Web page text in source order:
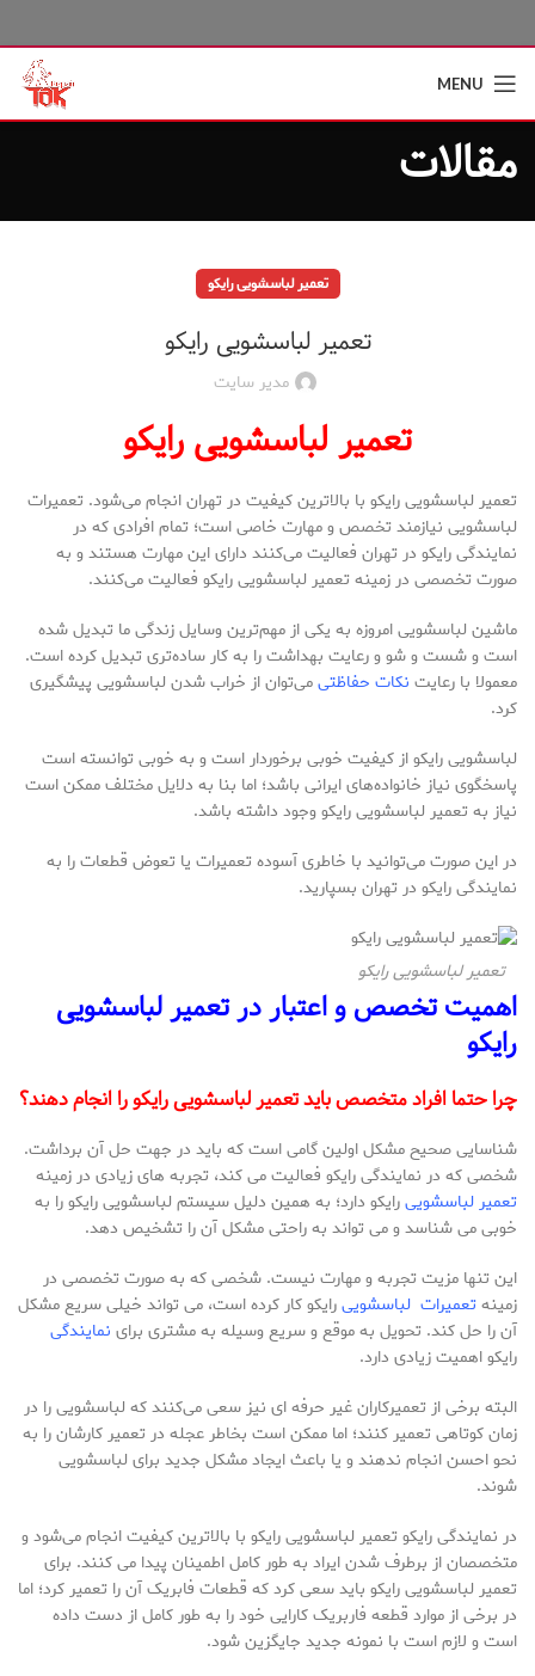
MENU
مقالات
تعمیر لباسشویی رایکو
تعمیر لباسشویی رایکو
مدیر سایت
تعمیر لباسشویی رایکو
تعمیر لباسشویی رایکو با بالاترین کیفیت در تهران انجام می‌شود. تعمیرات
لباسشویی نیازمند تخصص و مهارت خاصی است؛ تمام افرادی که در
نمایندگی رایکو در تهران فعالیت می‌کنند دارای این مهارت هستند و به
صورت تخصصی در زمینه تعمیر لباسشویی رایکو فعالیت می‌کنند.
ماشین لباسشویی امروزه به یکی از مهم‌ترین وسایل زندگی ما تبدیل شده
است و شست و شو و رعایت بهداشت را به کار ساده‌تری تبدیل کرده‌ است.
معمولا با رعایت نکات حفاظتیمی‌توان از خراب شدن لباسشویی پیشگیری
کرد.
لباسشویی رایکو از کیفیت خوبی برخوردار است و به خوبی توانسته است
پاسخگوی نیاز خانواده‌های ایرانی باشد؛ اما بنا به دلایل مختلف ممکن است
نیاز به تعمیر لباسشویی رایکو وجود داشته باشد.
در این صورت می‌توانید با خاطری آسوده تعمیرات یا تعوض قطعات را به
نمایندگی رایکو در تهران بسپارید.
تعمیر لباسشویی رایکو
اهمیت تخصص و اعتبار در تعمیر لباسشویی
رایکو
چرا حتما افراد متخصص باید تعمیر لباسشویی رایکو را انجام دهند؟
شناسایی صحیح مشکل اولین گامی است که باید در جهت حل آن برداشت.
شخصی که در نمایندگی رایکو فعالیت می‌ کند، تجربه‌ های زیادی در زمینه
تعمیر لباسشوییرایکو دارد؛ به همین دلیل سیستم لباسشویی رایکو را به
خوبی می‌ شناسد و می‌ تواند به راحتی مشکل آن را تشخیص دهد.
این تنها مزیت تجربه و مهارت نیست. شخصی که به صورت تخصصی در
زمینهتعمیرات لباسشوییرایکو کار کرده است، می‌ تواند خیلی سریع مشکل
آن را حل کند. تحویل به موقع و سریع وسیله به مشتری برای نمایندگی
رایکو اهمیت زیادی دارد.
البته برخی از تعمیرکاران غیر حرفه‌ ای نیز سعی می‌کنند که لباسشویی را در
زمان کوتاهی تعمیر کنند؛ اما ممکن است بخاطر عجله در تعمیر کارشان را به
نحو احسن انجام ندهند و یا باعث ایجاد مشکل جدید برای لباسشویی
شوند.
در نمایندگی رایکو تعمیر لباسشویی رایکو با بالاترین کیفیت انجام می‌شود و
متخصصان از برطرف شدن ایراد به طور کامل اطمینان پیدا می‌ کنند. برای
تعمیر لباسشویی رایکو باید سعی کرد که قطعات فابریک آن را تعمیر کرد؛ اما
در برخی از موارد قطعه فاربریک کارایی خود را به طور کامل از دست داده
است و لازم است با نمونه جدید جایگزین شود.